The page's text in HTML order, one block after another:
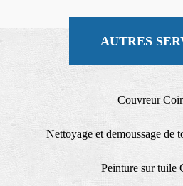
AUTRES
Couvreur
Nettoyage et demoussage de
Peinture sur tuile